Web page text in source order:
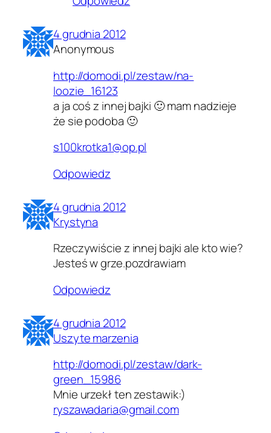
4 grudnia 2012
Anonymous
http://domodi.pl/zestaw/na-
loozie_16123
a ja coś z innej bajki 🙂 mam nadzieje
że sie podoba 🙂
s100krotka1@op.pl
Odpowiedz
4 grudnia 2012
Krystyna
Rzeczywiście z innej bajki ale kto wie?
Jesteś w grze.pozdrawiam
Odpowiedz
4 grudnia 2012
Uszyte marzenia
http://domodi.pl/zestaw/dark-
green_15986
Mnie urzekł ten zestawik:)
ryszawadaria@gmail.com